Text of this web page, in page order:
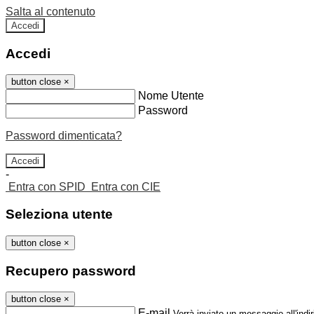
Salta al contenuto
Accedi
Accedi
button close ×
Nome Utente
Password
Password dimenticata?
-
Entra con SPID
Entra con CIE
Seleziona utente
button close ×
Recupero password
button close ×